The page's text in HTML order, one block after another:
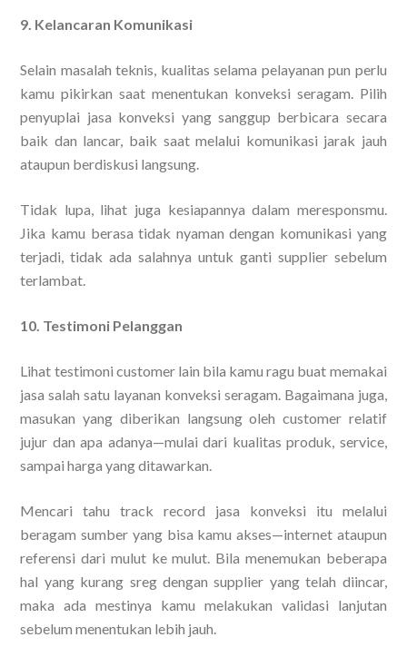
9. Kelancaran Komunikasi
Selain masalah teknis, kualitas selama pelayanan pun perlu
kamu pikirkan saat menentukan konveksi seragam. Pilih
penyuplai jasa konveksi yang sanggup berbicara secara
baik dan lancar, baik saat melalui komunikasi jarak jauh
ataupun berdiskusi langsung.
Tidak lupa, lihat juga kesiapannya dalam meresponsmu.
Jika kamu berasa tidak nyaman dengan komunikasi yang
terjadi, tidak ada salahnya untuk ganti supplier sebelum
terlambat.
10. Testimoni Pelanggan
Lihat testimoni customer lain bila kamu ragu buat memakai
jasa salah satu layanan konveksi seragam. Bagaimana juga,
masukan yang diberikan langsung oleh customer relatif
jujur dan apa adanya—mulai dari kualitas produk, service,
sampai harga yang ditawarkan.
Mencari tahu track record jasa konveksi itu melalui
beragam sumber yang bisa kamu akses—internet ataupun
referensi dari mulut ke mulut. Bila menemukan beberapa
hal yang kurang sreg dengan supplier yang telah diincar,
maka ada mestinya kamu melakukan validasi lanjutan
sebelum menentukan lebih jauh.